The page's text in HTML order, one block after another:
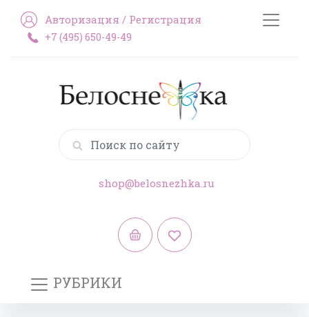
Авторизация / Регистрация
+7 (495) 650-49-49
shop@belosnezhka.ru
РУБРИКИ